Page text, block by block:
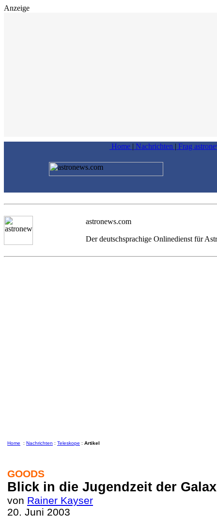
Anzeige
Home | Nachrichten | Frag
astronews.com
Der deutschsprachige Onlinedienst für
Home : Nachrichten : Teleskope : Artikel
GOODS
Blick in die Jugendzeit der
von Rainer Kayser
20. Juni 2003